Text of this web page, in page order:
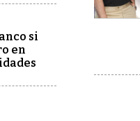
si
en